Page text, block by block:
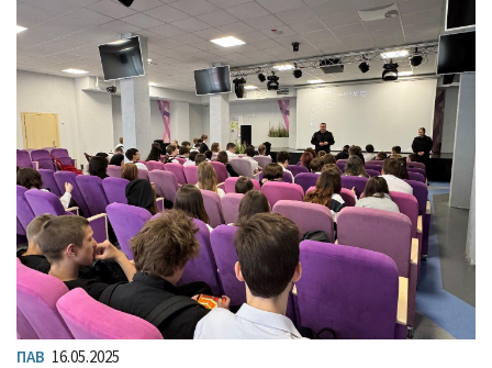
ПАВ 16.05.2025